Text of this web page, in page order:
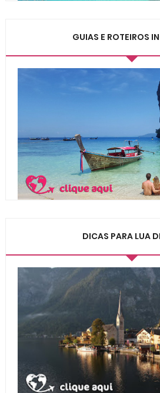
GUIAS E ROTEIROS
DICAS PARA LUA